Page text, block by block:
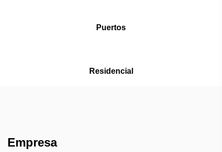
Puertos
Residencial
Empresa